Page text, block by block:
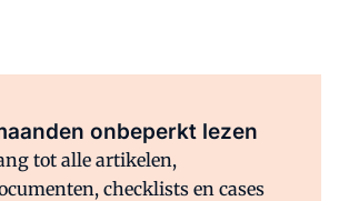
onbeperkt lezen
tot alle artikelen,
checklists en cases